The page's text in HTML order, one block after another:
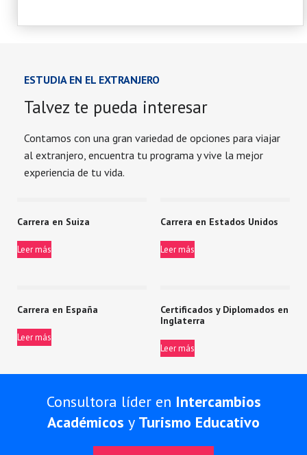
ESTUDIA EN EL EXTRANJERO
Talvez te pueda interesar
Contamos con una gran variedad de opciones para viajar
al extranjero, encuentra tu programa y vive la mejor
experiencia de tu vida.
Carrera en Suiza
Leer más
Carrera en Estados Unidos
Leer más
Carrera en España
Leer más
Certificados y Diplomados en
Inglaterra
Leer más
Consultora líder en Intercambios
Académicos y Turismo Educativo